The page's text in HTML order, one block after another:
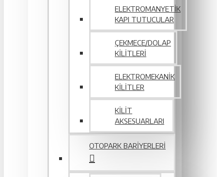
ELEKTROMANYETIK
KAPI TUTUCULAR
ÇEKMECE/DOLAP
KILITLERI
ELEKTROMEKANIK
KILITLER
KILIT
AKSESUARLARI
OTOPARK BARIYERLERI